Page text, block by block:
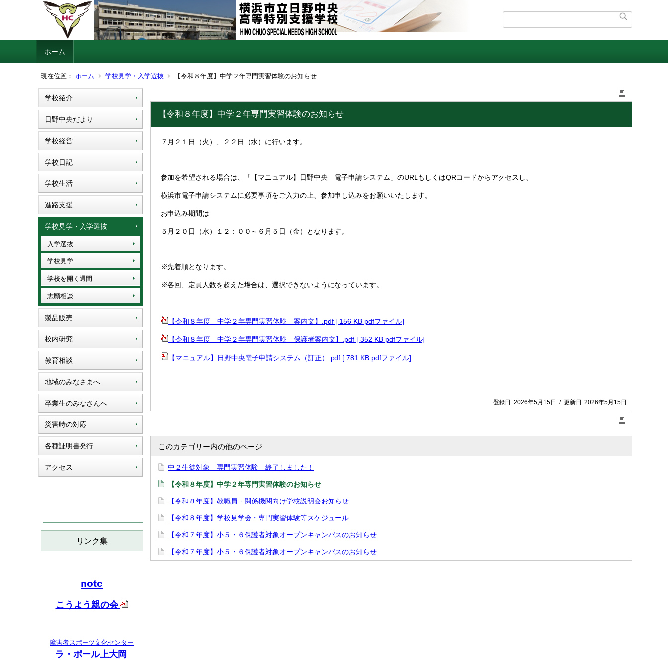
ホーム
現在位置： ホーム 学校見学・入学選抜 【令和８年度】中学２年専門実習体験のお知らせ
学校紹介
日野中央だより
学校経営
学校日記
学校生活
進路支援
学校見学・入学選抜
入学選抜
学校見学
学校を開く週間
志願相談
製品販売
校内研究
教育相談
地域のみなさまへ
卒業生のみなさんへ
災害時の対応
各種証明書発行
アクセス
リンク集
note
こうよう親の会
障害者スポーツ文化センター
ラ・ポール上大岡
【令和８年度】中学２年専門実習体験のお知らせ
７月２１日（火）、２２日（水）に行います。
参加を希望される場合は、「【マニュアル】日野中央 電子申請システム」のURLもしくはQRコードからアクセスし、
横浜市電子申請システムに必要事項をご入力の上、参加申し込みをお願いいたします。
お申込み期間は
５月２０日（水）１２：００～６月５日（金）となります。
※先着順となります。
※各回、定員人数を超えた場合は、選択できないようになっています。
【令和８年度 中学２年専門実習体験 案内文】.pdf [ 156 KB pdfファイル]
【令和８年度 中学２年専門実習体験 保護者案内文】.pdf [ 352 KB pdfファイル]
【マニュアル】日野中央電子申請システム（訂正）.pdf [ 781 KB pdfファイル]
登録日: 2026年5月15日 / 更新日: 2026年5月15日
このカテゴリー内の他のページ
中２生徒対象 専門実習体験 終了しました！
【令和８年度】中学２年専門実習体験のお知らせ
【令和８年度】教職員・関係機関向け学校説明会お知らせ
【令和８年度】学校見学会・専門実習体験等スケジュール
【令和７年度】小５・６保護者対象オープンキャンパスのお知らせ
【令和７年度】小５・６保護者対象オープンキャンパスのお知らせ